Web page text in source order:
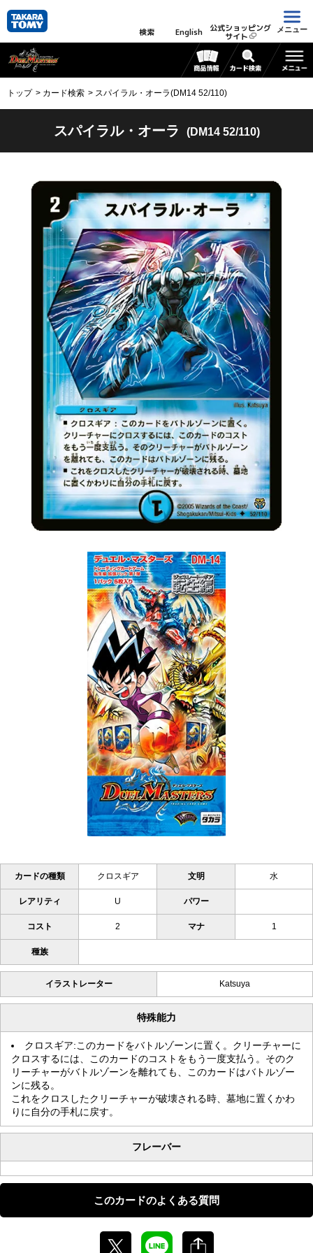
検索 English 公式ショッピング
サイト
メニュー
トップ カード検索 スパイラル・オーラ(DM14 52/110)
スパイラル・オーラ (DM14 52/110)
カードの種類 クロスギア 文明 水
レアリティ U パワー
コスト 2 マナ 1
種族
イラストレーター Katsuya
特殊能力
クロスギア:このカードをバトルゾーンに置く。クリーチャーに
クロスするには、このカードのコストをもう一度支払う。そのク
リーチャーがバトルゾーンを離れても、このカードはバトルゾー
ンに残る。
これをクロスしたクリーチャーが破壊される時、墓地に置くかわ
りに自分の手札に戻す。
フレーバー
このカードのよくある質問